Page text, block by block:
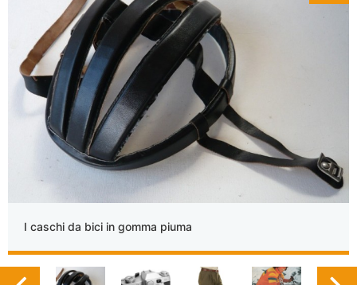
I caschi da bici in gomma piuma